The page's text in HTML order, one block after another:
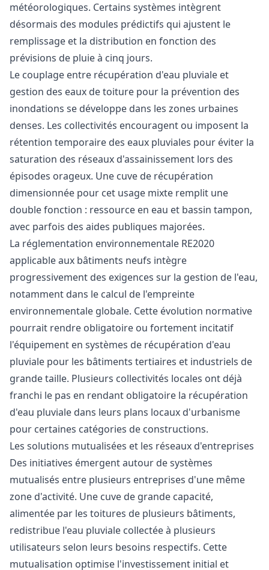
météorologiques. Certains systèmes intègrent
désormais des modules prédictifs qui ajustent le
remplissage et la distribution en fonction des
prévisions de pluie à cinq jours.
Le couplage entre récupération d'eau pluviale et
gestion des eaux de toiture pour la prévention des
inondations se développe dans les zones urbaines
denses. Les collectivités encouragent ou imposent la
rétention temporaire des eaux pluviales pour éviter la
saturation des réseaux d'assainissement lors des
épisodes orageux. Une cuve de récupération
dimensionnée pour cet usage mixte remplit une
double fonction : ressource en eau et bassin tampon,
avec parfois des aides publiques majorées.
La réglementation environnementale RE2020
applicable aux bâtiments neufs intègre
progressivement des exigences sur la gestion de l'eau,
notamment dans le calcul de l'empreinte
environnementale globale. Cette évolution normative
pourrait rendre obligatoire ou fortement incitatif
l'équipement en systèmes de récupération d'eau
pluviale pour les bâtiments tertiaires et industriels de
grande taille. Plusieurs collectivités locales ont déjà
franchi le pas en rendant obligatoire la récupération
d'eau pluviale dans leurs plans locaux d'urbanisme
pour certaines catégories de constructions.
Les solutions mutualisées et les réseaux d'entreprises
Des initiatives émergent autour de systèmes
mutualisés entre plusieurs entreprises d'une même
zone d'activité. Une cuve de grande capacité,
alimentée par les toitures de plusieurs bâtiments,
redistribue l'eau pluviale collectée à plusieurs
utilisateurs selon leurs besoins respectifs. Cette
mutualisation optimise l'investissement initial et